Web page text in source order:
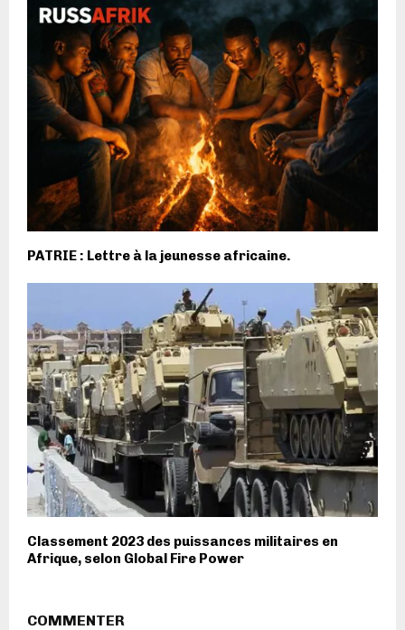
PATRIE : Lettre à la jeunesse africaine.
Classement 2023 des puissances militaires en
Afrique, selon Global Fire Power
COMMENTER